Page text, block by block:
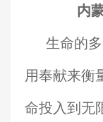
内
生命的
用奉献来衡
命投入到无